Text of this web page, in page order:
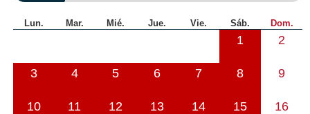
Lun. Mar. Mié. Jue. Vie. Sáb. Dom.
1 2
3 4 5 6 7 8 9
10 11 12 13 14 15 16